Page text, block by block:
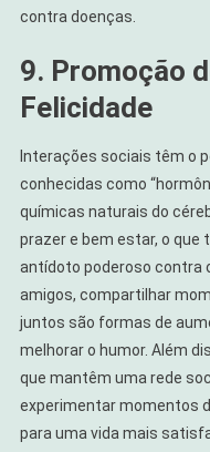
contra doenças.
9. Promoção
Felicidade
Interações sociais têm o
conhecidas como
químicas naturais do
prazer e bem estar, o que
antídoto poderoso contra
amigos, compartilhar
juntos são formas de
melhorar o humor. Além
que mantêm uma rede
experimentar momentos
para uma vida mais